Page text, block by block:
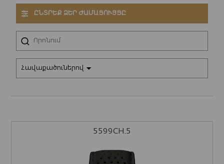
ԸՆՏՐԵՔ ՁԵՐ ԺԱՄԱՑՈՒՅՑԸ
Հավաքածուներով
5599CH.5